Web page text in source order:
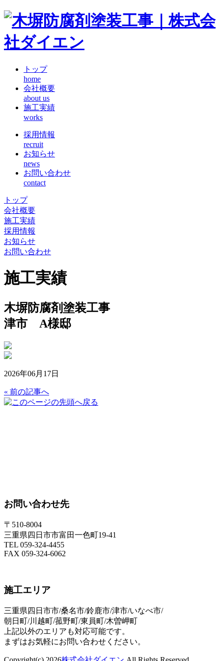
トップ
home
会社概要
about us
施工実績
works
採用情報
recruit
お知らせ
news
お問い合わせ
contact
トップ
会社概要
施工実績
採用情報
お知らせ
お問い合わせ
施工実績
木塀防腐剤塗装工事
津市 A様邸
2026年06月17日
« 前の記事へ
お問い合わせ先
〒510-8004
三重県四日市市富田一色町19-41
TEL 059-324-4455
FAX 059-324-6062
施工エリア
三重県四日市市/桑名市/鈴鹿市/津市/いなべ市/
朝日町/川越町/菰野町/東員町/木曽岬町
上記以外のエリアも対応可能です。
まずはお気軽にお問い合わせください。